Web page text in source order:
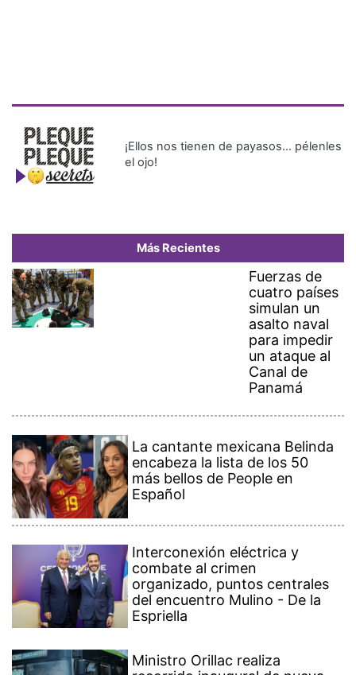
¡Ellos nos tienen de payasos… pélenles
el ojo!
Más Recientes
Fuerzas de
cuatro países
simulan un
asalto naval
para impedir
un ataque al
Canal de
Panamá
La cantante mexicana Belinda
encabeza la lista de los 50
más bellos de People en
Español
Interconexión eléctrica y
combate al crimen
organizado, puntos centrales
del encuentro Mulino - De la
Espriella
Ministro Orillac realiza